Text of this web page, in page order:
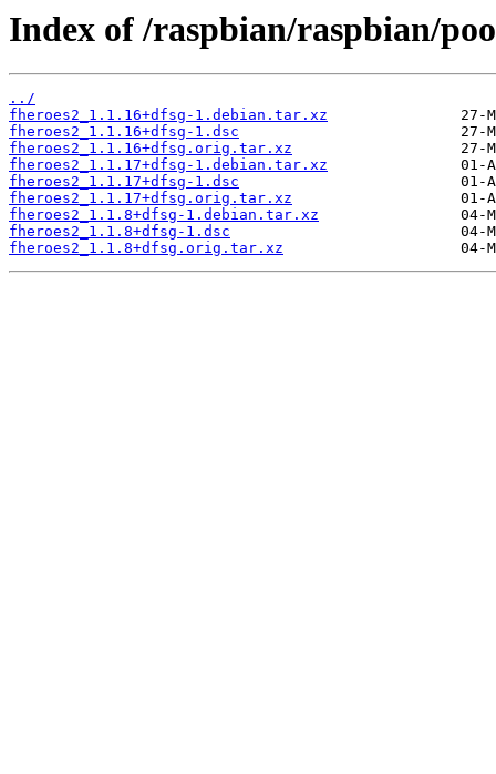
Index of /raspbian/raspbian/
../
fheroes2_1.1.16+dfsg-1.debian.tar.xz
fheroes2_1.1.16+dfsg-1.dsc
fheroes2_1.1.16+dfsg.orig.tar.xz
fheroes2_1.1.17+dfsg-1.debian.tar.xz
fheroes2_1.1.17+dfsg-1.dsc
fheroes2_1.1.17+dfsg.orig.tar.xz
fheroes2_1.1.8+dfsg-1.debian.tar.xz
fheroes2_1.1.8+dfsg-1.dsc
fheroes2_1.1.8+dfsg.orig.tar.xz